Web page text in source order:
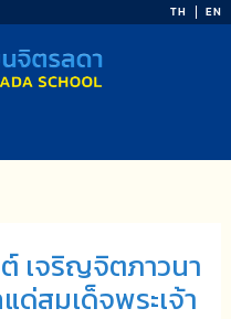
TH EN
เจริญจิตภาวนา
สมเด็จพระเจ้า